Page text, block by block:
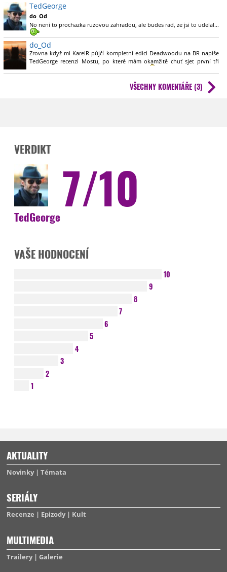
TedGeorge
do_Od
No neni to prochazka ruzovou zahradou, ale budes rad, ze jsi to udelal...
do_Od
Zrovna když mi KarelR půjčí kompletní edici Deadwoodu na BR napíše
TedGeorge recenzi Mostu, po které mám okamžitě chuť sjet první tři
VŠECHNY KOMENTÁŘE (3)
VERDIKT
7/10
TedGeorge
VAŠE HODNOCENÍ
10
9
8
7
6
5
4
3
2
1
AKTUALITY
Novinky Témata
SERIÁLY
Recenze Epizody Kult
MULTIMEDIA
Trailery Galerie